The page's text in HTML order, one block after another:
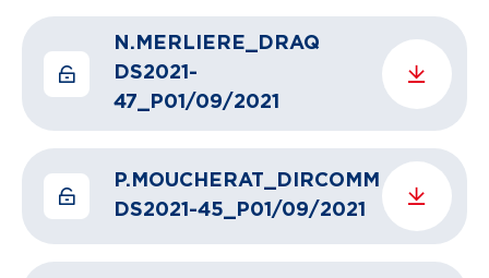
N.MERLIERE_DRAQ
DS2021-
47_P01/09/2021
P.MOUCHERAT_DIRCOMM
DS2021-45_P01/09/2021